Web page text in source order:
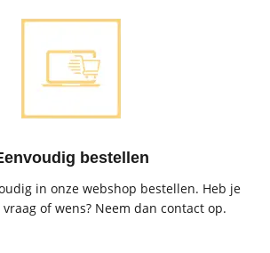
bestellen
in onze webshop bestellen. Heb je
of wens? Neem dan contact op.